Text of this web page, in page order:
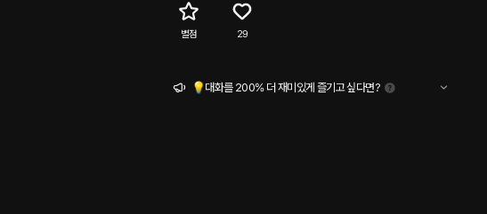
별점 29
💡대화를 200% 더 재미있게 즐기고 싶다면?